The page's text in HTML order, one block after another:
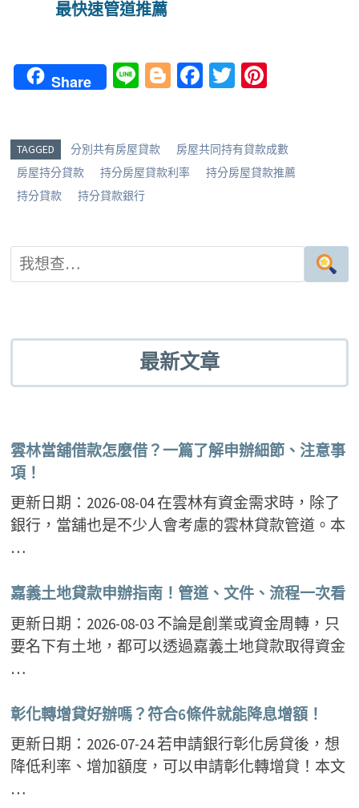
最快速管道推薦
Share
Li Bl
g
er
Fa
o
o
T
er es
t
TAGGED 分別共有房屋貸款
房屋共同持有貸款成數
房屋持分貸款
持分房屋貸款利率
持分房屋貸款推薦
持分貸款
持分貸款銀行
最新文章
雲林當舖借款怎麼借？一篇了解申辦細節、注意事
項！
更新日期：2026-08-04 在雲林有資金需求時，除了
銀行，當舖也是不少人會考慮的雲林貸款管道。本
…
嘉義土地貸款申辦指南！管道、文件、流程一次看
更新日期：2026-08-03 不論是創業或資金周轉，只
要名下有土地，都可以透過嘉義土地貸款取得資金
…
彰化轉增貸好辦嗎？符合6條件就能降息增額！
更新日期：2026-07-24 若申請銀行彰化房貸後，想
降低利率、增加額度，可以申請彰化轉增貸！本文
…